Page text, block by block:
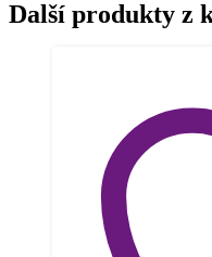
Další produkty z